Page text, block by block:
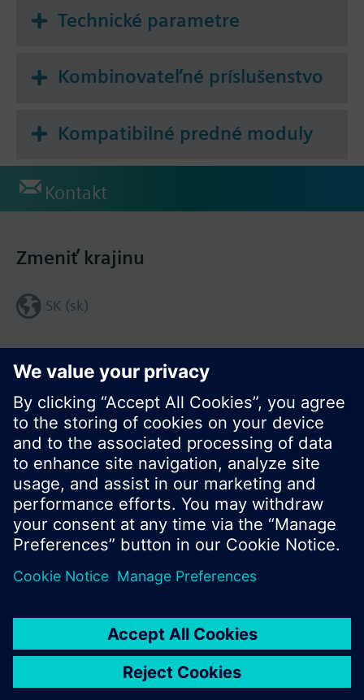
Technické parametre
Kombinovateľné príslušenstvo
Kompatibilné predné moduly
Kontakt
Zdieľať túto stránku:
Zmeniť krajinu
SK (sk)
© Siemens Switzerland Ltd. 2016
rôznych krajinách.